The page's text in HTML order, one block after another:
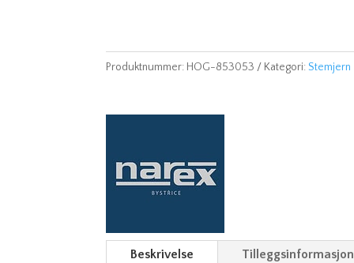
Produktnummer: HOG-853053 Kategori:Stemjern
Beskrivelse Tilleggsinformasjon